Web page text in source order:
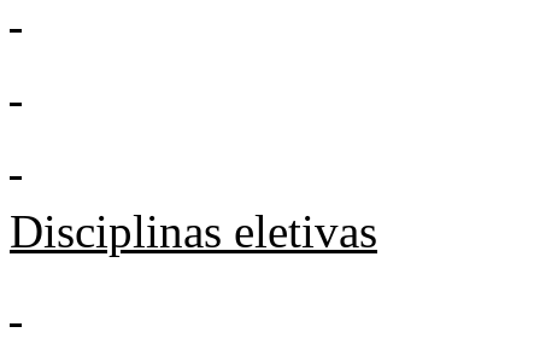
Disciplinas eletivas